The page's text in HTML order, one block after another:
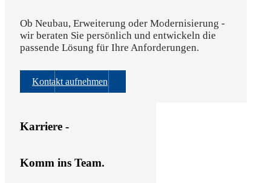
Ob Neubau, Erweiterung oder Modernisierung -
wir beraten Sie persönlich und entwickeln die
passende Lösung für Ihre Anforderungen.
Kontakt aufnehmen
Karriere -
Komm ins Team.